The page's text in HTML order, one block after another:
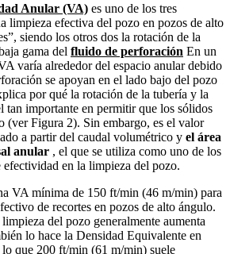
Anular (VA) es uno de los tres
limpieza efectiva del pozo en pozos de alto
siendo los otros dos la rotación de la
gama del fluido de perforación En un
varía alrededor del espacio anular debido
se apoyan en el lado bajo del pozo
por qué la rotación de la tubería y la
tan importante en permitir que los sólidos
(ver Figura 2). Sin embargo, es el valor
a partir del caudal volumétrico y el área
anular , el que se utiliza como uno de los
efectividad en la limpieza del pozo.
VA mínima de 150 ft/min (46 m/min) para
de recortes en pozos de alto ángulo.
del pozo generalmente aumenta
lo hace la Densidad Equivalente en
que 200 ft/min (61 m/min) suele